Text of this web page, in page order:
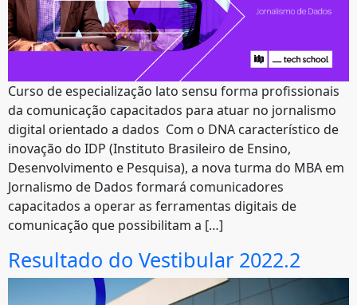
Curso de especialização lato sensu forma profissionais
da comunicação capacitados para atuar no jornalismo
digital orientado a dados Com o DNA característico de
inovação do IDP (Instituto Brasileiro de Ensino,
Desenvolvimento e Pesquisa), a nova turma do MBA em
Jornalismo de Dados formará comunicadores
capacitados a operar as ferramentas digitais de
comunicação que possibilitam a […]
Resultado do Vestibular 2022.2